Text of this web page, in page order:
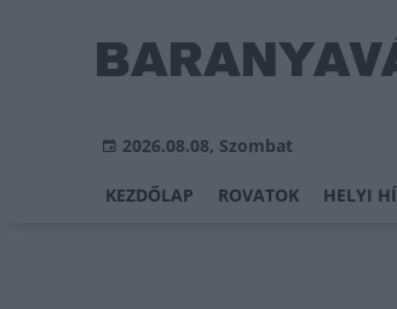
2026.08.08, Szombat
KEZDŐLAP ROVATOK HELYI